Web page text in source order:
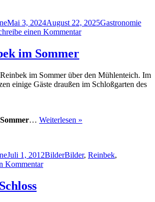
Mai 3, 2024August 22, 2025Gastronomie
einen Kommentarzu
News
im Sommer
im Sommer über den Mühlenteich. Im
einige Gäste draußen im Schloßgarten des
… Weiterlesen »
Juli 1, 2012BilderBilder, Reinbek,
Kommentarzu